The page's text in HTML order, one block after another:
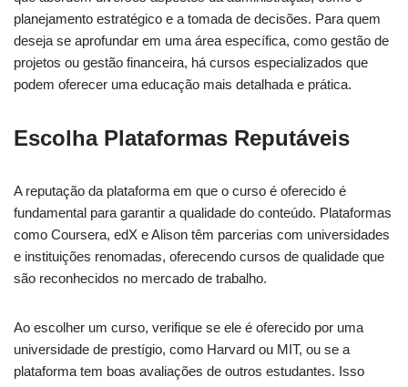
planejamento estratégico e a tomada de decisões. Para quem
deseja se aprofundar em uma área específica, como gestão de
projetos ou gestão financeira, há cursos especializados que
podem oferecer uma educação mais detalhada e prática.
Escolha Plataformas Reputáveis
A reputação da plataforma em que o curso é oferecido é
fundamental para garantir a qualidade do conteúdo. Plataformas
como Coursera, edX e Alison têm parcerias com universidades
e instituições renomadas, oferecendo cursos de qualidade que
são reconhecidos no mercado de trabalho.
Ao escolher um curso, verifique se ele é oferecido por uma
universidade de prestígio, como Harvard ou MIT, ou se a
plataforma tem boas avaliações de outros estudantes. Isso